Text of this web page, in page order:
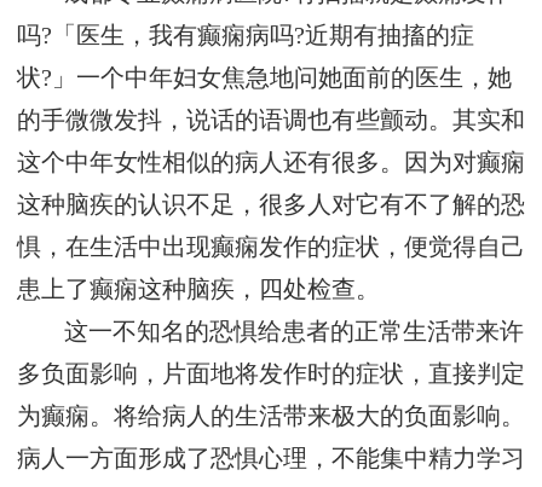
吗?「医生，我有癫痫病吗?近期有抽搐的症
状?」一个中年妇女焦急地问她面前的医生，她
的手微微发抖，说话的语调也有些颤动。其实和
这个中年女性相似的病人还有很多。因为对癫痫
这种脑疾的认识不足，很多人对它有不了解的恐
惧，在生活中出现癫痫发作的症状，便觉得自己
患上了癫痫这种脑疾，四处检查。
这一不知名的恐惧给患者的正常生活带来许
多负面影响，片面地将发作时的症状，直接判定
为癫痫。将给病人的生活带来极大的负面影响。
病人一方面形成了恐惧心理，不能集中精力学习